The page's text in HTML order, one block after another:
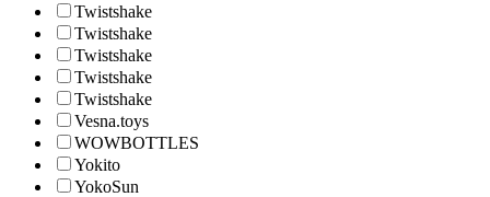
Twistshake
Twistshake
Twistshake
Twistshake
Twistshake
Vesna.toys
WOWBOTTLES
Yokito
YokoSun